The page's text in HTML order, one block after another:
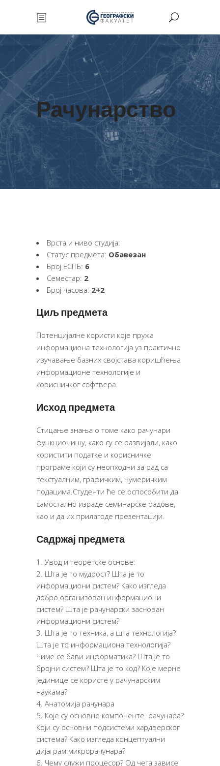
Рачунарство
Врста и ниво студија:
Статус предмета: Обавезан
Број ЕСПБ: 6
Семестар: 2
Број часова: 2+2
Циљ предмета
Потенцијалне користи које пружа
информациона технологија уз практично
изучавање базних својстава коришћења
информационе технологије и
корисничког софтвера.
Исход предмета
Стицање знања о томе како рачунари
функционишу, како су се развијали, како
користити податке и корисничке
програме који су неопходни за рад са
текстуалним, графичким, нумеричким
подацима.Студенти ће се оспособити да
самостално израде семинарске радове,
као и да их прилагоде презентацији.
Садржај предмета
Увод и теоретске основе:
Шта је то мудрост? Шта је то
информациони систем? Како изгледа
добро организован информациони
систем? Шта је рачунарски заснован
информациони систем?
Шта је то техника, а шта технологија?
Шта је то информациона технологија?
Чиме се бави информатика? Шта је то
бројни систем? Шта је то код? Које мерне
јединице се користе у рачунарским
наукама?
Анатомија рачунара
Које су основне компоненте рачунара?
Који су основни подсистеми хардверског
система? Како изгледа концептуални
дијаграм микрорачунара?
Чему служи процесор? Од чега зависе